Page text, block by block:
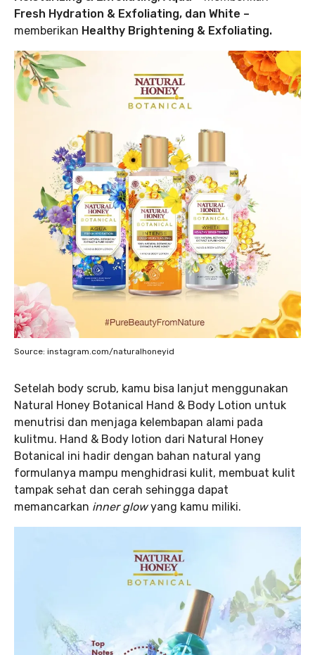
Fresh Hydration & Exfoliating, dan White –
memberikan Healthy Brightening & Exfoliating.
Source: instagram.com/naturalhoneyid
Setelah body scrub, kamu bisa lanjut menggunakan
Natural Honey Botanical Hand & Body Lotion untuk
menutrisi dan menjaga kelembapan alami pada
kulitmu. Hand & Body lotion dari Natural Honey
Botanical ini hadir dengan bahan natural yang
formulanya mampu menghidrasi kulit, membuat kulit
tampak sehat dan cerah sehingga dapat
memancarkan inner glowyang kamu miliki.